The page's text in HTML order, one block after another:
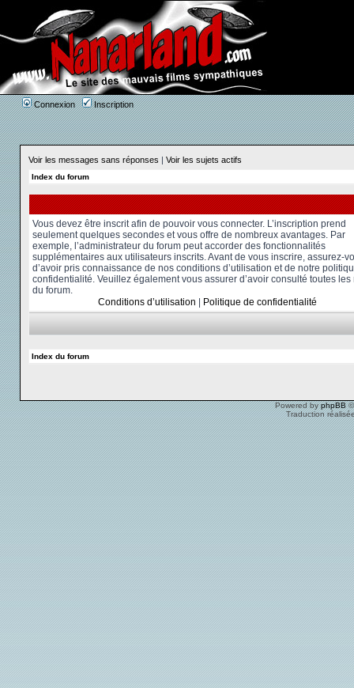
Connexion Inscription
Voir les messages sans réponses | Voir les sujets actifs
Index du forum
Vous devez être inscrit afin de pouvoir vous connecter. L’inscription prend
seulement quelques secondes et vous offre de nombreux avantages. Par
exemple, l’administrateur du forum peut accorder des fonctionnalités
supplémentaires aux utilisateurs inscrits. Avant de vous inscrire, assurez-
d’avoir pris connaissance de nos conditions d’utilisation et de notre
confidentialité. Veuillez également vous assurer d’avoir consulté toutes les
du forum.
Conditions d’utilisation
Politique de confidentialité
Index du forum
Powered byphpBB©
Traduction